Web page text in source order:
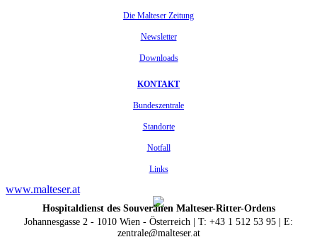
Die Malteser Zeitung
Newsletter
Downloads
KONTAKT
Bundeszentrale
Standorte
Notfall
Links
www.malteser.at
Hospitaldienst des Souveränen Malteser-Ritter-Ordens
Johannesgasse 2 - 1010 Wien - Österreich | T: +43 1 512 53 95 | E:
zentrale@malteser.at